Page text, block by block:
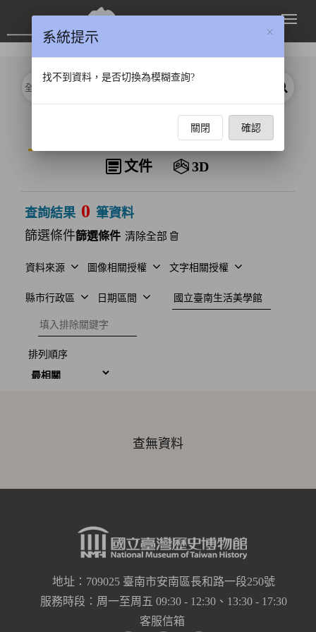
跳到主要內容區塊
展
分類 關鍵字
資料類型
影片 聲音
文件 3D
查詢結果 0 筆資料
篩選條件
清除全部
資料來源 圖像相關授權 文字相關授權
縣市行政區 日期區間
建檔單位
排除關鍵字
排列順序
查無資料
地址：709025 臺南市安南區長和路一段250號
服務時段：周一至周五 09:30 - 12:30、13:30 - 17:30
客服信箱
×
系統提示
找不到資料，是否切換為模糊查詢?
關閉 確認